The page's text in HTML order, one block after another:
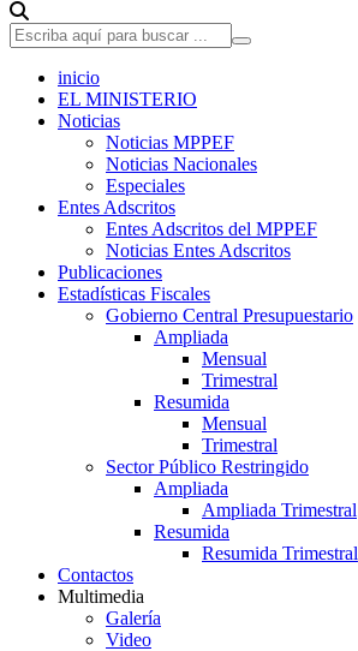
inicio
EL MINISTERIO
Noticias
Noticias MPPEF
Noticias Nacionales
Especiales
Entes Adscritos
Entes Adscritos del MPPEF
Noticias Entes Adscritos
Publicaciones
Estadísticas Fiscales
Gobierno Central Presupuestario
Ampliada
Mensual
Trimestral
Resumida
Mensual
Trimestral
Sector Público Restringido
Ampliada
Ampliada Trimestral
Resumida
Resumida Trimestral
Contactos
Multimedia
Galería
Video